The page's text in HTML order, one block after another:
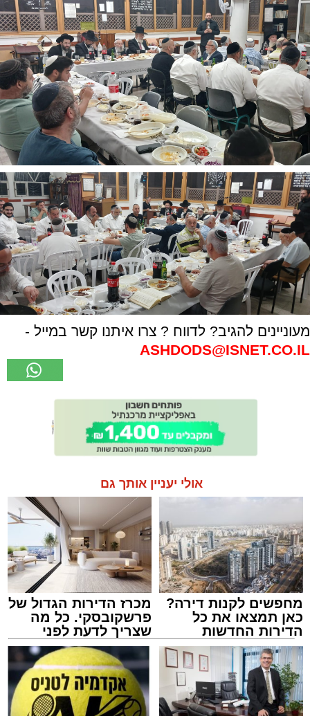
מעוניינים להגיב? לדווח ? צרו איתנו קשר במייל -
ASHDODS@ISNET.CO.IL
אולי יעניין אותך גם
מחפשים לקנות דירה?
כאן תמצאו את כל
הדירות החדשות
למכירה באשדוד >>>
מכרז הדירות הגדול של
פרשקובסקי. כל מה
שצריך לדעת לפני
שמגישים הצעה לדירה
באשדוד